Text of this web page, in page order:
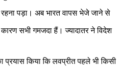
रहना पड़ा। अब भारत वापस भेजे जाने से
सभी गमजदा हैं। ज्यादातर ने विदेश
किया कि लवप्रीत पहले भी किसी